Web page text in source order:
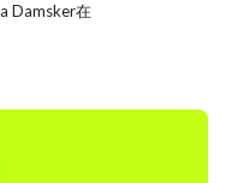
Damsker在